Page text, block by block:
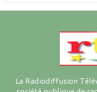
La Radiodiffusion